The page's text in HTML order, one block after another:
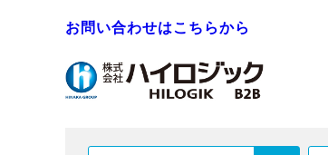
お問い合わせはこちらから